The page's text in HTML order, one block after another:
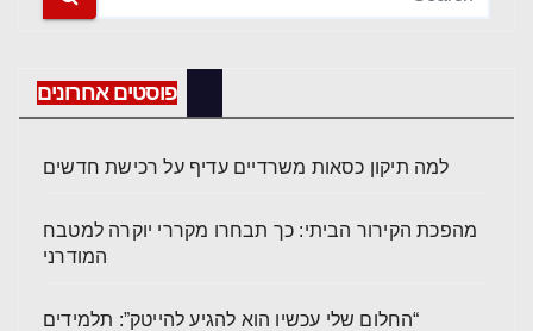
פוסטים אחרונים
למה תיקון כסאות משרדיים עדיף על רכישת חדשים
מהפכת הקירור הביתי: כך תבחרו מקררי יוקרה למטבח
המודרני
“החלום שלי עכשיו הוא להגיע להייטק”: תלמידים